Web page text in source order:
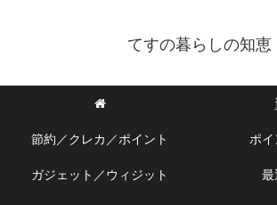
てすの暮らしの知恵
節約／クレカ／ポイント ポイ
ガジェット／ウィジット 最